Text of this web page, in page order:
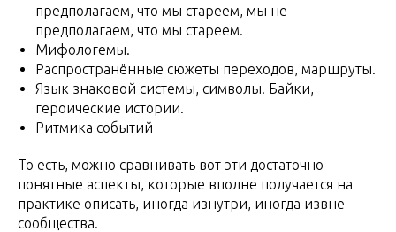
предполагаем, что мы стареем, мы не
предполагаем, что мы стареем.
Мифологемы.
Распространённые сюжеты переходов, маршруты.
Язык знаковой системы, символы. Байки,
героические истории.
Ритмика событий
То есть, можно сравнивать вот эти достаточно
понятные аспекты, которые вполне получается на
практике описать, иногда изнутри, иногда извне
сообщества.